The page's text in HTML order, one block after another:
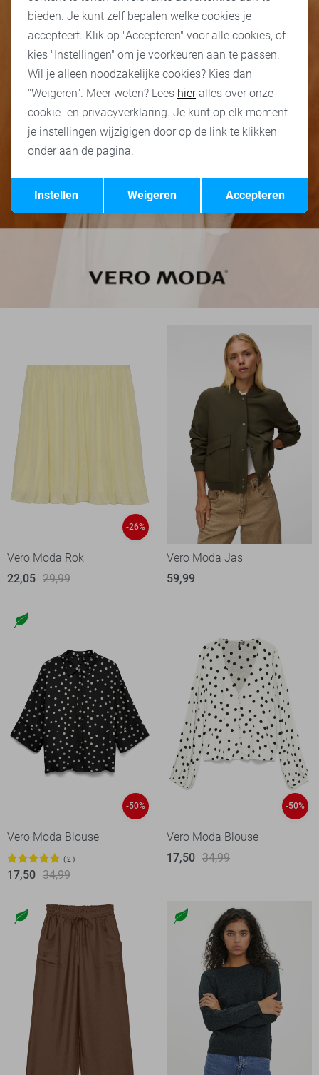
-26%
Vero Moda Rok
22,05 29,99
Vero Moda Jas
59,99
-50%
Vero Moda Blouse
2
17,50 34,99
-50%
Vero Moda Blouse
17,50 34,99
Terug Opslaan
bieden. Je kunt zelf bepalen welke cookies je
accepteert. Klik op "Accepteren" voor alle cookies, of
kies "Instellingen" om je voorkeuren aan te passen.
Wil je alleen noodzakelijke cookies? Kies dan
"Weigeren". Meer weten? Lees hieralles over onze
cookie- en privacyverklaring. Je kunt op elk moment
je instellingen wijzigigen door op de link te klikken
onder aan de pagina.
Accepteren
Weigeren
Instellen